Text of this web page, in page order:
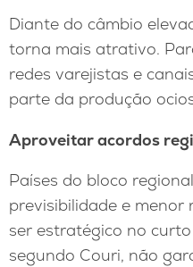
Diante do câmbio
torna mais atrativo.
redes varejistas e
parte da produção
Aproveitar acordos
Países do bloco
previsibilidade e
ser estratégico no
segundo Couri, não